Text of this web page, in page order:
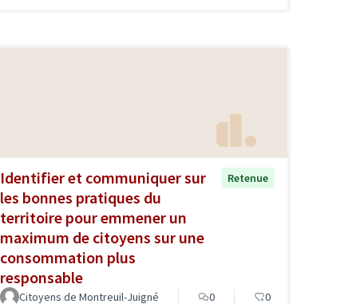
Identifier et communiquer sur
les bonnes pratiques du
territoire pour emmener un
maximum de citoyens sur une
consommation plus
responsable
Retenue
Citoyens de Montreuil-Juigné 0 0